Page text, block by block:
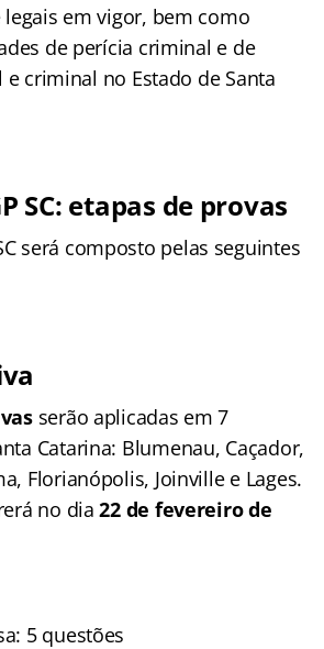
em vigor, bem como
de perícia criminal e de
criminal no Estado de Santa
SC: etapas de provas
será composto pelas seguintes
serão aplicadas em 7
Catarina: Blumenau, Caçador,
Florianópolis, Joinville e Lages.
no dia22 de fevereiro de
5 questões